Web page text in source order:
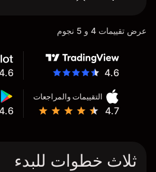
عرض تقييمات 4 و 5 نجوم
4.6
التقييمات والمراجعات
4.7
ثلاث خطوات للبدء